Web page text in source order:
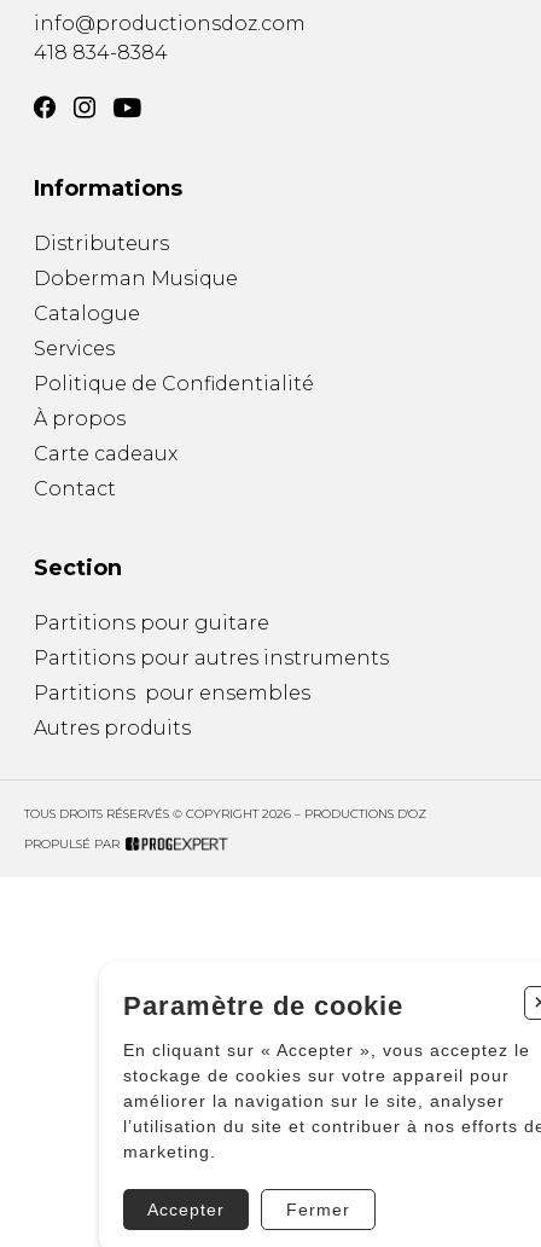
info@productionsdoz.com
418 834-8384
Informations
Distributeurs
Doberman Musique
Catalogue
Services
Politique de Confidentialité
À propos
Carte cadeaux
Contact
Section
Partitions pour guitare
Partitions pour autres instruments
Partitions pour ensembles
Autres produits
TOUS DROITS RÉSERVÉS © COPYRIGHT 2026 – PRODUCTIONS D'OZ
PROPULSÉ PAR
Paramètre de cookie
En cliquant sur « Accepter », vous acceptez le
stockage de cookies sur votre appareil pour
améliorer la navigation sur le site, analyser
l’utilisation du site et contribuer à nos efforts
marketing.
Accepter Fermer